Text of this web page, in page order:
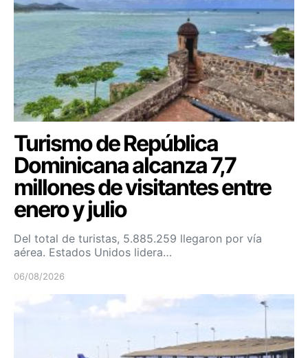
Turismo de República
Dominicana alcanza 7,7
millones de visitantes entre
enero y julio
Del total de turistas, 5.885.259 llegaron por vía
aérea. Estados Unidos lidera…
06/08/2026